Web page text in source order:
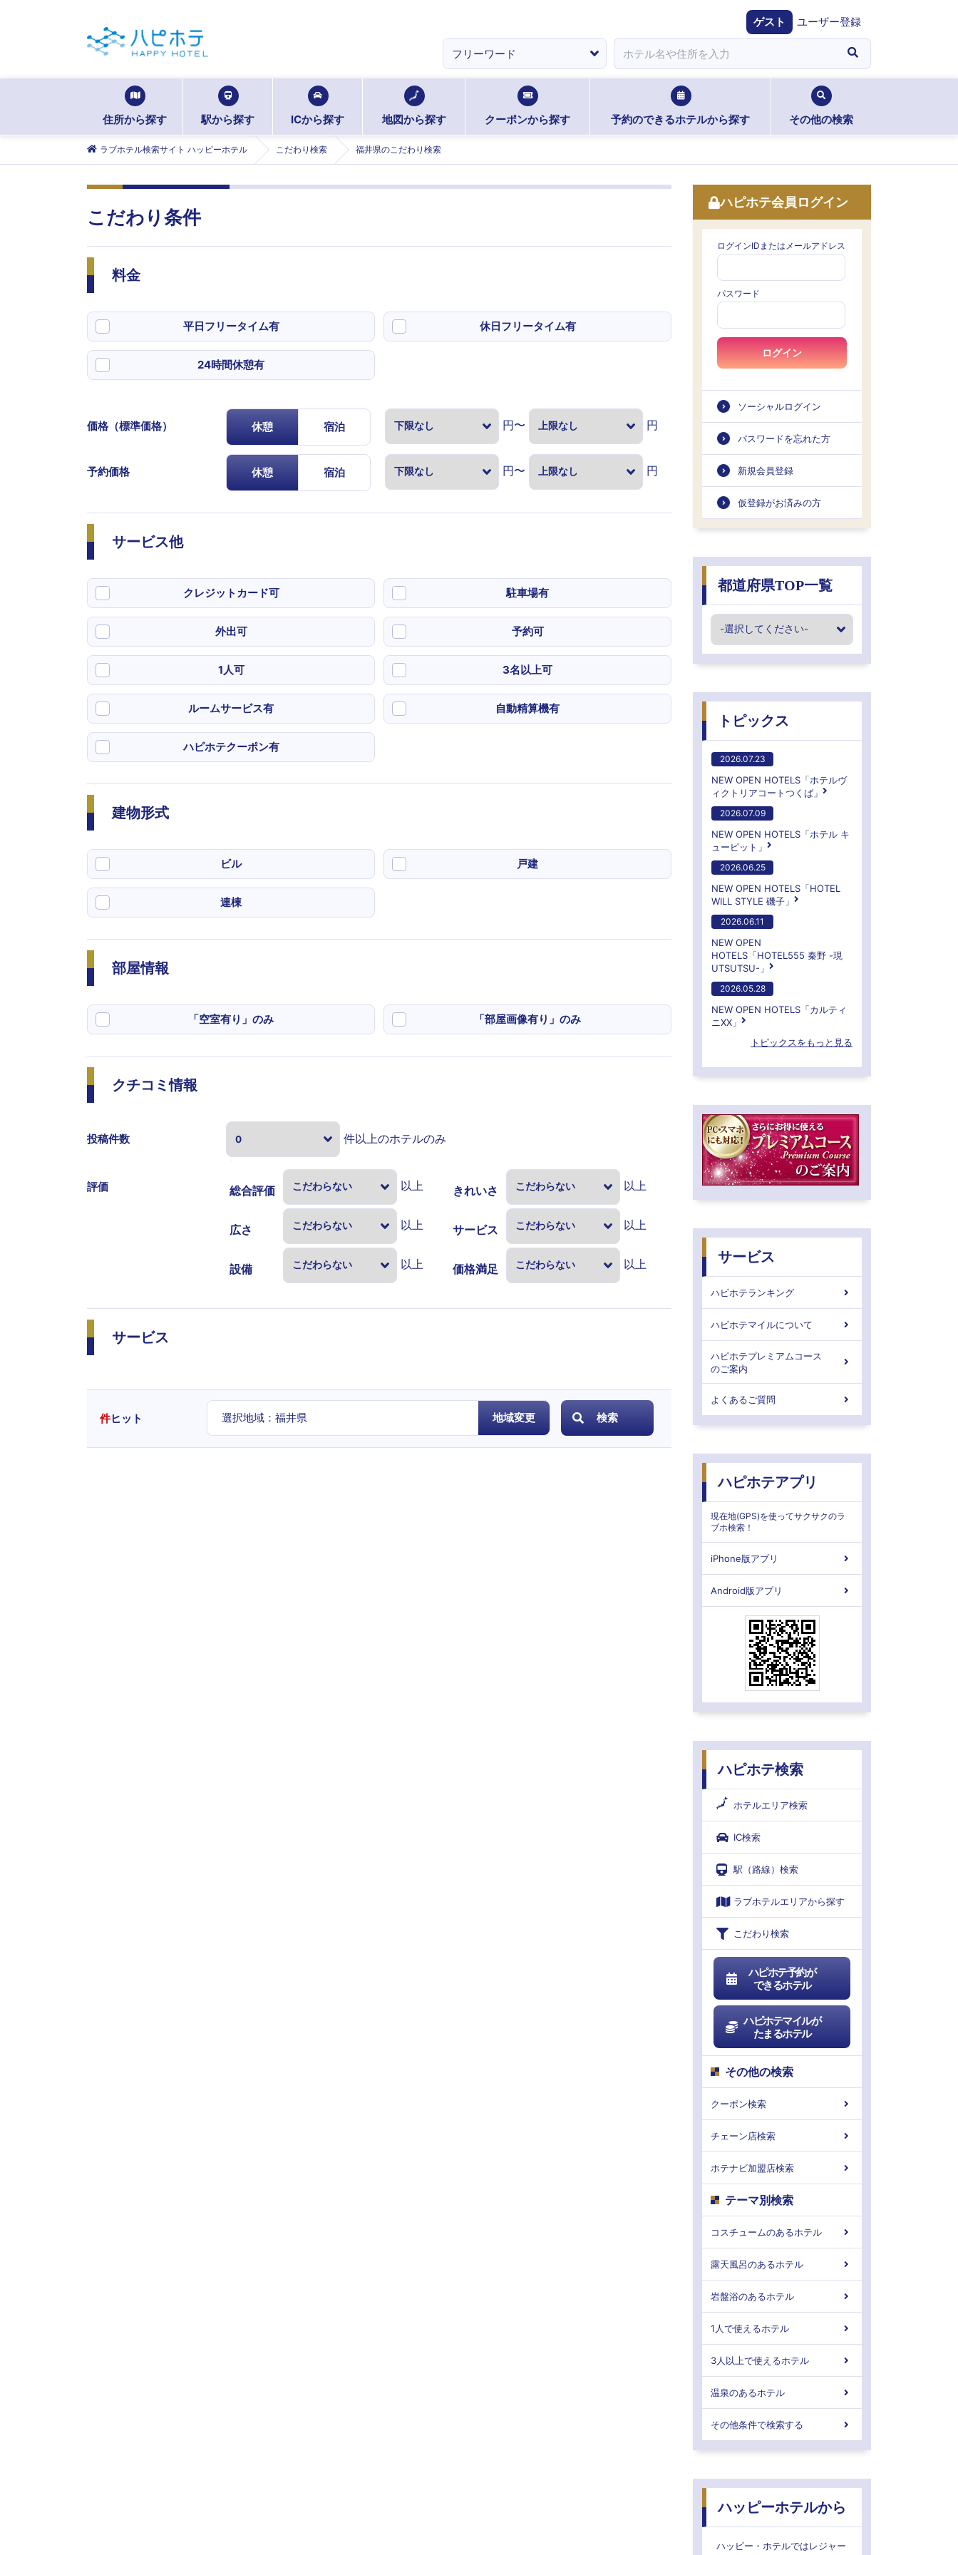
ゲスト ユーザー登録
住所から探す 駅から探す ICから探す 地図から探す クーポンから探す 予約のできるホテルから探す その他の検索
ラブホテル検索サイト ハッピーホテル こだわり検索 福井県のこだわり検索
こだわり条件
料金
平日フリータイム有 休日フリータイム有
24時間休憩有
価格（標準価格） 休憩 宿泊 円〜 円
予約価格 休憩 宿泊 円〜 円
サービス他
クレジットカード可 駐車場有
外出可 予約可
1人可 3名以上可
ルームサービス有 自動精算機有
ハピホテクーポン有
建物形式
ビル 戸建
連棟
部屋情報
「空室有り」のみ 「部屋画像有り」のみ
クチコミ情報
投稿件数
件以上のホテルのみ
評価 総合評価 以上 きれいさ 以上
広さ 以上 サービス 以上
設備 以上 価格満足
度
以上
サービス
件ヒット 選択地域： 福井県 地域変更 検索
ハピホテ会員ログイン
ログインIDまたはメールアドレス
パスワード
ログイン
ソーシャルログイン
パスワードを忘れた方
新規会員登録
仮登録がお済みの方
都道府県TOP一覧
トピックス
2026.07.23
NEW OPEN HOTELS「ホテルヴ
ィクトリアコートつくば」
2026.07.09
NEW OPEN HOTELS「ホテル キ
ューピット」
2026.06.25
NEW OPEN HOTELS「HOTEL
WILL STYLE 磯子」
2026.06.11
NEW OPEN
HOTELS「HOTEL555 秦野 -現
UTSUTSU-」
2026.05.28
NEW OPEN HOTELS「カルティ
ニXX」
トピックスをもっと見る
サービス
ハピホテランキング
ハピホテマイルについて
ハピホテプレミアムコース
のご案内
よくあるご質問
ハピホテアプリ
現在地(GPS)を使ってサクサクのラ
ブホ検索！
iPhone版アプリ
Android版アプリ
ハピホテ検索
ホテルエリア検索
IC検索
駅（路線）検索
ラブホテルエリアから探す
こだわり検索
ハピホテ予約が
できるホテル
ハピホテマイルが
たまるホテル
その他の検索
クーポン検索
チェーン店検索
ホテナビ加盟店検索
テーマ別検索
コスチュームのあるホテル
露天風呂のあるホテル
岩盤浴のあるホテル
1人で使えるホテル
3人以上で使えるホテル
温泉のあるホテル
その他条件で検索する
ハッピーホテルから
ハッピー・ホテルではレジャー